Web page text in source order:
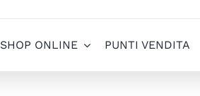
SHOP ONLINE PUNTI VENDITA